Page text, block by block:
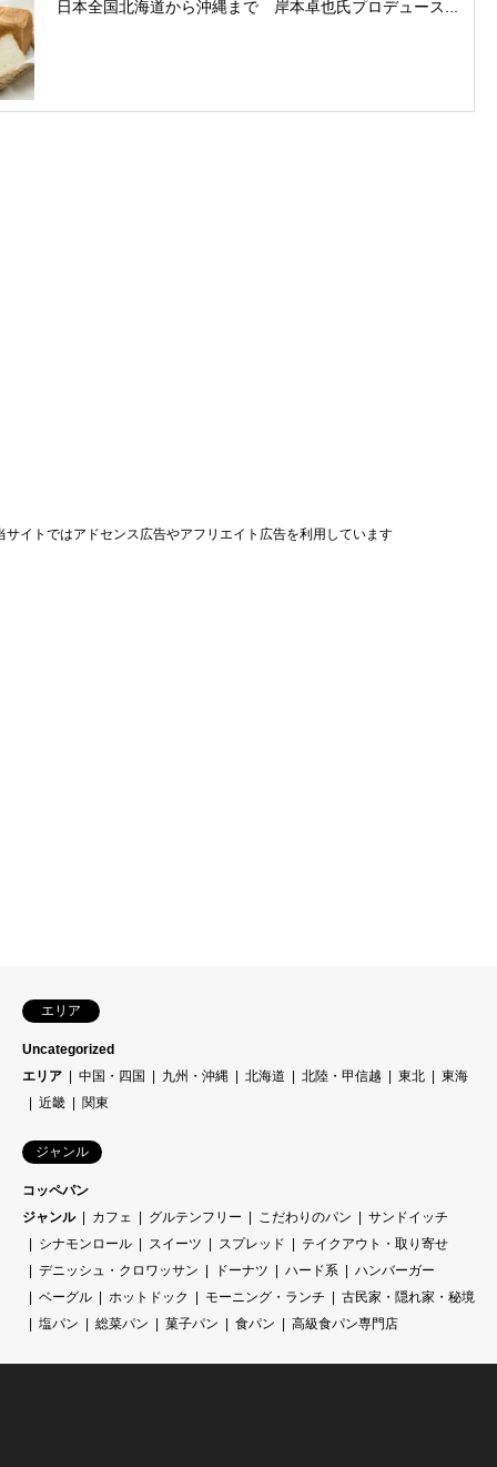
日本全国北海道から沖縄まで 岸本卓也氏プロデュース...
サイトではアドセンス広告やアフリエイト広告を利用しています
エリア
Uncategorized
エリア
中国・四国 九州・沖縄 北海道 北陸・甲信越 東北
東海
近畿
関東
ジャンル
コッペパン
ジャンル
カフェ グルテンフリー こだわりのパン
サンドイッチ
シナモンロール
スイーツ スプレッド
テイクアウト・取り寄せ
デニッシュ・クロワッサン
ドーナツ ハード系
ハンバーガー
ベーグル
ホットドック モーニング・ランチ
古民家・隠れ家・秘境
塩パン
総菜パン 菓子パン 食パン 高級食パン専門店